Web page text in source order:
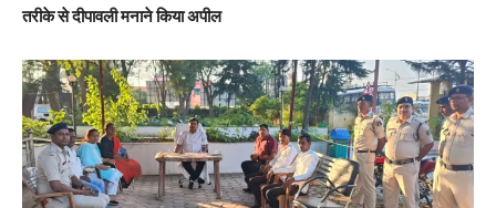
तरीके से दीपावली मनाने किया अपील